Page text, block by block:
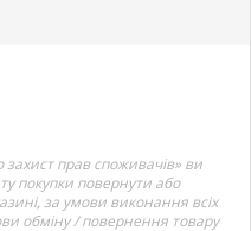
захист прав споживачів» ви
покупки повернути або
за умови виконання всіх
обміну / повернення товару